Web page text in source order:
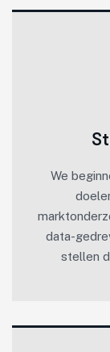
We
data-
stellen